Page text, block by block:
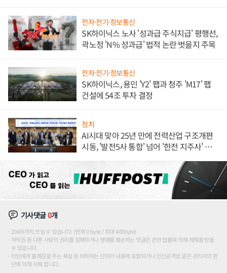
전자·전기·정보통신
SK하이닉스 노사 '성과급 주식지급' 평행선,
곽노정 'N% 성과급' 법적 논란 벗을지 주목
전자·전기·정보통신
SK하이닉스, 용인 'Y2' 팹과 청주 'M17' 팹
건설에 54조 투자 결정
정치
AI시대 맞아 25년 만에 전력산업 구조개편
시동, '발전5사 통합' 넘어 '한전 지주사' 재편
기사댓글0개
200자까지 쓰실 수 있습니다. (현재 0 byte / 최대 400byte)
저작권 등 다른 사람의 권리를 침해하거나 명예를 훼손하는 댓글은 관련 법률에 의해 제재를 받을
수 있습니다.
타인에게 불쾌감을 주는 욕설 등 비하하는 단어가 내용에 포함되거나 인신공격성 글은 관리자의 판
단에 의해 삭제 합니다.